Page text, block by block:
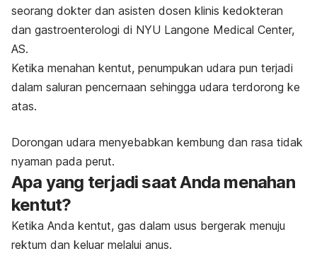
seorang dokter dan asisten dosen klinis kedokteran
dan gastroenterologi di NYU Langone Medical Center,
AS.
Ketika menahan kentut, penumpukan udara pun terjadi
dalam saluran pencernaan sehingga udara terdorong ke
atas.
Dorongan udara menyebabkan kembung dan rasa tidak
nyaman pada perut.
Apa yang terjadi saat Anda menahan
kentut?
Ketika Anda kentut, gas dalam usus bergerak menuju
rektum dan keluar melalui anus.